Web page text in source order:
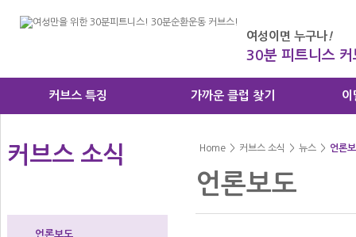
여성이면 누구나!
30분 피트니스 커
커브스 특징 가까운 클럽 찾기 이
커브스 소식
언론보도
Home > 커브스 소식 > 뉴스 > 언론
언론보도